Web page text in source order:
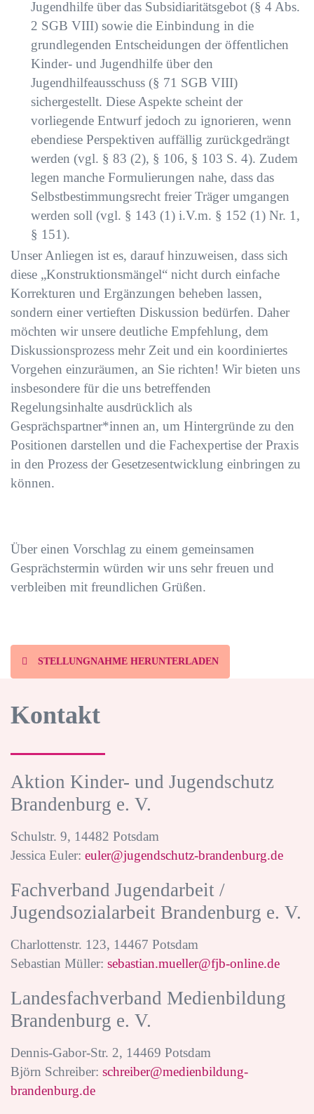
Jugendhilfe über das Subsidiaritätsgebot (§ 4 Abs.
2 SGB VIII) sowie die Einbindung in die
grundlegenden Entscheidungen der öffentlichen
Kinder- und Jugendhilfe über den
Jugendhilfeausschuss (§ 71 SGB VIII)
sichergestellt. Diese Aspekte scheint der
vorliegende Entwurf jedoch zu ignorieren, wenn
ebendiese Perspektiven auffällig zurückgedrängt
werden (vgl. § 83 (2), § 106, § 103 S. 4). Zudem
legen manche Formulierungen nahe, dass das
Selbstbestimmungsrecht freier Träger umgangen
werden soll (vgl. § 143 (1) i.V.m. § 152 (1) Nr. 1,
§ 151).
Unser Anliegen ist es, darauf hinzuweisen, dass sich
diese „Konstruktionsmängel“ nicht durch einfache
Korrekturen und Ergänzungen beheben lassen,
sondern einer vertieften Diskussion bedürfen. Daher
möchten wir unsere deutliche Empfehlung, dem
Diskussionsprozess mehr Zeit und ein koordiniertes
Vorgehen einzuräumen, an Sie richten! Wir bieten uns
insbesondere für die uns betreffenden
Regelungsinhalte ausdrücklich als
Gesprächspartner*innen an, um Hintergründe zu den
Positionen darstellen und die Fachexpertise der Praxis
in den Prozess der Gesetzesentwicklung einbringen zu
können.
Über einen Vorschlag zu einem gemeinsamen
Gesprächstermin würden wir uns sehr freuen und
verbleiben mit freundlichen Grüßen.
STELLUNGNAHME HERUNTERLADEN
Kontakt
Aktion Kinder- und Jugendschutz
Brandenburg e. V.
Schulstr. 9, 14482 Potsdam
Jessica Euler: euler@jugendschutz-brandenburg.de
Fachverband Jugendarbeit /
Jugendsozialarbeit Brandenburg e. V.
Charlottenstr. 123, 14467 Potsdam
Sebastian Müller: sebastian.mueller@fjb-online.de
Landesfachverband Medienbildung
Brandenburg e. V.
Dennis-Gabor-Str. 2, 14469 Potsdam
Björn Schreiber: schreiber@medienbildung-
brandenburg.de